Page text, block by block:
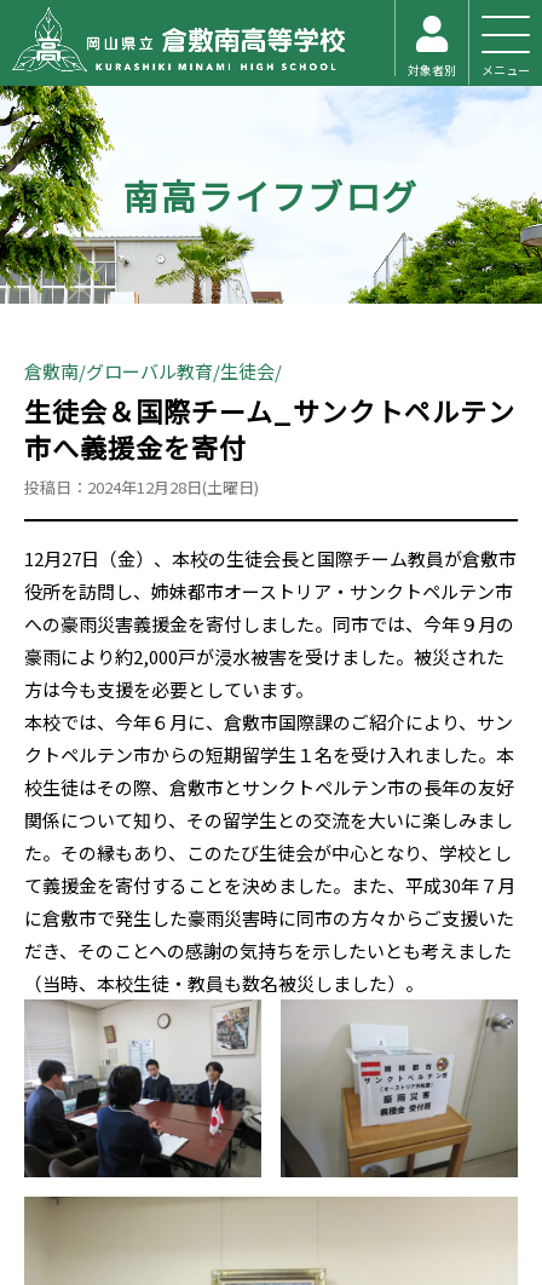
対象者別 メニュー
南高ライフブログ
倉敷南 グローバル教育 生徒会
生徒会＆国際チーム_サンクトペルテン
市へ義援金を寄付
投稿日：2024年12月28日(土曜日)
12月27日（金）、本校の生徒会長と国際チーム教員が倉敷市
役所を訪問し、姉妹都市オーストリア・サンクトペルテン市
への豪雨災害義援金を寄付しました。同市では、今年９月の
豪雨により約2,000戸が浸水被害を受けました。被災された
方は今も支援を必要としています。
本校では、今年６月に、倉敷市国際課のご紹介により、サン
クトペルテン市からの短期留学生１名を受け入れました。本
校生徒はその際、倉敷市とサンクトペルテン市の長年の友好
関係について知り、その留学生との交流を大いに楽しみまし
た。その縁もあり、このたび生徒会が中心となり、学校とし
て義援金を寄付することを決めました。また、平成30年７月
に倉敷市で発生した豪雨災害時に同市の方々からご支援いた
だき、そのことへの感謝の気持ちを示したいとも考えました
（当時、本校生徒・教員も数名被災しました）。